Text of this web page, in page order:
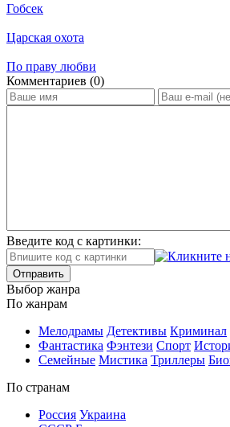
Гобсек
Царская охота
По праву любви
Ком­мен­та­ри­ев (0)
Введите код с картинки:
Отправить
Вы­бор жан­ра
По жан­рам
Ме­ло­дра­мы Де­тек­ти­вы Кри­ми­нал
Фан­та­сти­ка Фэн­те­зи Спорт
Се­мей­ные Мис­ти­ка Трил­ле­ры
По стра­нам
Рос­сия Ук­раи­на